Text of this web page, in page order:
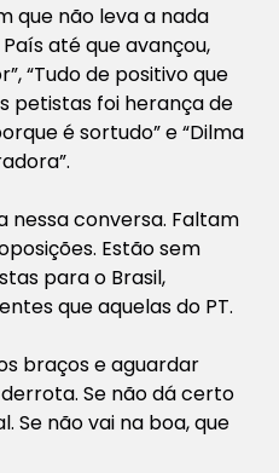
que não leva a nada
até que avançou,
“Tudo de positivo que
petistas foi herança de
é sortudo” e “Dilma
nessa conversa. Faltam
Estão sem
para o Brasil,
que aquelas do PT.
braços e aguardar
Se não dá certo
Se não vai na boa, que